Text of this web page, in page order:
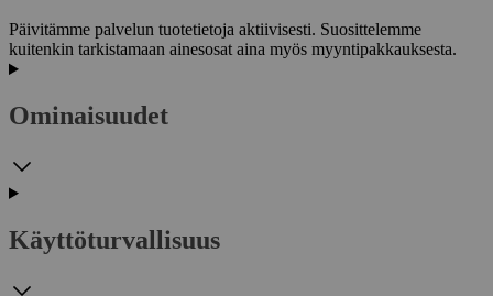
Päivitämme palvelun tuotetietoja aktiivisesti. Suosittelemme
kuitenkin tarkistamaan ainesosat aina myös myyntipakkauksesta.
Ominaisuudet
Käyttöturvallisuus